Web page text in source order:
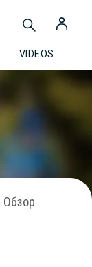
VIDEOS
Обзор